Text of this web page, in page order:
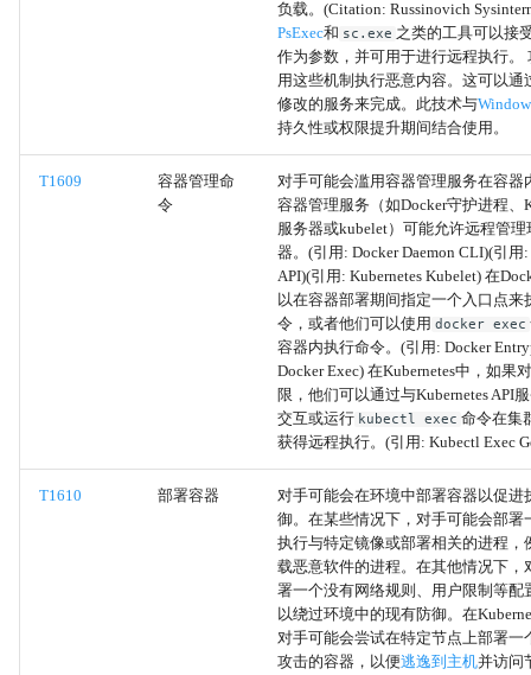
远程访问软件
负载。(Citation: Russinovich
PsExec和 sc.exe 之类的工具可以接
作为参数，并可用于进行远程执行。
用这些机制执行恶意内容。这可以通
修改的服务来完成。此技术与
持久性或权限提升期间结合使用。
T1609
容器管理命
令
对手可能会滥用容器管理服务在容器
容器管理服务（如Docker守护进程、
服务器或kubelet）可能允许远程管理
器。(引用: Docker Daemon CLI)(引用:
API)(引用: Kubernetes Kubelet) 在
以在容器部署期间指定一个入口点来
令，或者他们可以使用 docker exec
容器内执行命令。(引用: Docker
Docker Exec) 在Kubernetes中，如果
限，他们可以通过与Kubernetes API
交互或运行 kubectl exec 命令在集
获得远程执行。(引用: Kubectl Exec
T1610 部署容器
对手可能会在环境中部署容器以促进
御。在某些情况下，对手可能会部署
执行与特定镜像或部署相关的进程，
载恶意软件的进程。在其他情况下，
署一个没有网络规则、用户限制等配
以绕过环境中的现有防御。在
对手可能会尝试在特定节点上部署一
攻击的容器，以便逃逸到主机并访问